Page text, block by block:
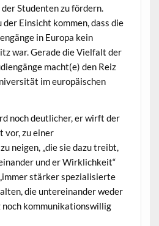
Studenten zu fördern.
Einsicht kommen, dass die
in Europa kein
war. Gerade die Vielfalt der
macht(e) den Reiz
im europäischen
noch deutlicher, er wirft der
vor, zu einer
neigen, „die sie dazu treibt,
und er Wirklichkeit“
stärker spezialisierte
die untereinander weder
kommunikationswillig